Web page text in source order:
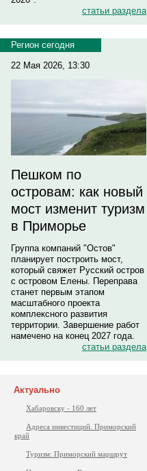
статьи раздела
Регион сегодня
22 Мая 2026, 13:30
Пешком по
островам: как новый
мост изменит туризм
в Приморье
Группа компаний "Остов"
планирует построить мост,
который свяжет Русский остров
с островом Елены. Переправа
станет первым этапом
масштабного проекта
комплексного развития
территории. Завершение работ
намечено на конец 2027 года.
статьи раздела
Актуально
Хабаровску - 160 лет
Адреса инвестиций. Приморский
край
Туризм: Приморский маршрут